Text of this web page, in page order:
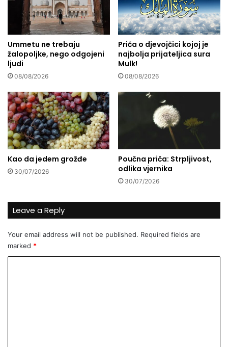
k
u
d
a
n
e
t
e
p
o
g
r
n
o
s
o
d
a
p
o
b
j
e
d
i
m
b
r
i
i
r
a
h
Ummetu ne trebaju
žalopoljke, nego odgojeni
ljudi
08/08/2026
Priča o djevojčici kojoj je
najbolja prijateljica sura
Mulk!
08/08/2026
Kao da jedem grožđe
30/07/2026
Poučna priča: Strpljivost,
odlika vjernika
30/07/2026
Leave a Reply
Your email address will not be published. Required fields are
marked *